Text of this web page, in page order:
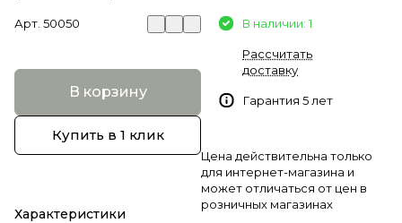
Арт. 50050
В корзину
Купить в 1 клик
Характеристики
В наличии: 1
Рассчитать
доставку
Гарантия 5 лет
Цена действительна только
для интернет-магазина и
может отличаться от цен в
розничных магазинах